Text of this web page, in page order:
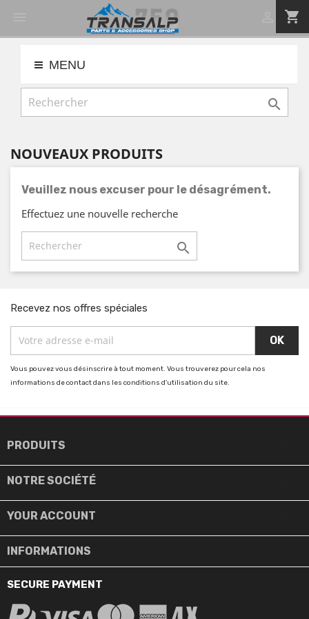
shopping_cart
MENU

NOUVEAUX PRODUITS
Veuillez nous excuser pour le désagrément.
Effectuez une nouvelle recherche

Recevez nos offres spéciales
Vous pouvez vous désinscrire à tout moment. Vous trouverez pour cela nos
informations de contact dans les conditions d'utilisation du site.
PRODUITS
NOTRE SOCIÉTÉ
YOUR ACCOUNT
INFORMATIONS
SECURE PAYMENT